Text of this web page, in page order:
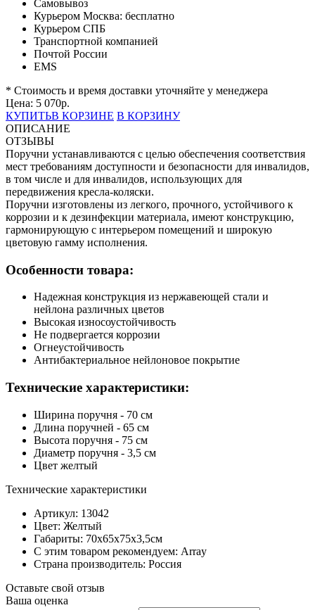
Самовывоз
Курьером Москва: бесплатно
Курьером СПБ
Транспортной компанией
Почтой России
EMS
* Стоимость и время доставки уточняйте у менеджера
Цена: 5 070р.
КУПИТЬВ КОРЗИНЕ В КОРЗИНУ
ОПИСАНИЕ
ОТЗЫВЫ
Поручни устанавливаются с целью обеспечения соответствия
мест требованиям доступности и безопасности для инвалидов,
в том числе и для инвалидов, использующих для
передвижения кресла-коляски.
Поручни изготовлены из легкого, прочного, устойчивого к
коррозии и к дезинфекции материала, имеют конструкцию,
гармонирующую с интерьером помещений и широкую
цветовую гамму исполнения.
Особенности товара:
Надежная конструкция из нержавеющей стали и
нейлона различных цветов
Высокая износоустойчивость
Не подвергается коррозии
Огнеустойчивость
Антибактериальное нейлоновое покрытие
Технические характеристики:
Ширина поручня - 70 см
Длина поручней - 65 см
Высота поручня - 75 см
Диаметр поручня - 3,5 см
Цвет желтый
Технические характеристики
Артикул: 13042
Цвет: Желтый
Габариты: 70х65х75х3,5см
С этим товаром рекомендуем: Array
Страна производитель: Россия
Оставьте свой отзыв
Ваша оценка